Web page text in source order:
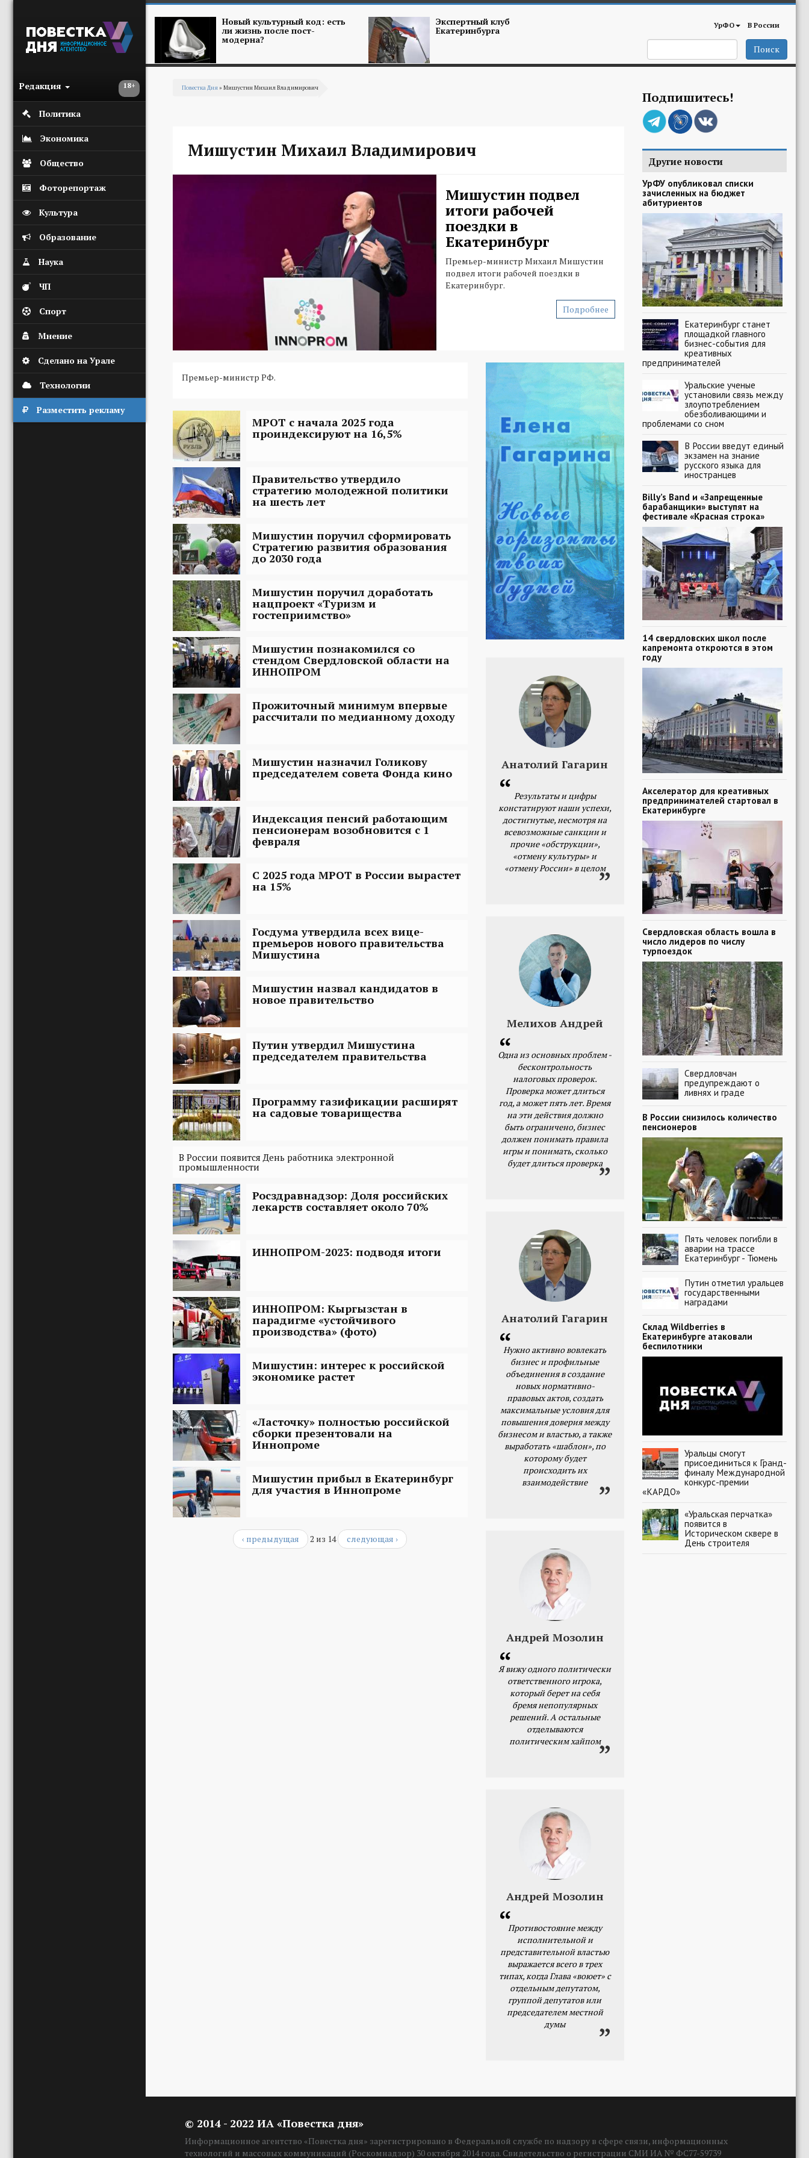
18+
Редакция
Политика
Экономика
Общество
Фоторепортаж
Культура
Образование
Наука
ЧП
Спорт
Мнение
Сделано на Урале
Технологии
Разместить рекламу
Новый культурный код: есть
ли жизнь после пост-
модерна?
Экспертный клуб
Екатеринбурга УрФО В России
Поиск
Повестка Дня» Мишустин Михаил Владимирович
Мишустин Михаил Владимирович
Мишустин подвел
итоги рабочей
поездки в
Екатеринбург
Премьер-министр Михаил Мишустин
подвел итоги рабочей поездки в
Екатеринбург.
Подробнее
Премьер-министр РФ.
МРОТ с начала 2025 года
проиндексируют на 16,5%
Правительство утвердило
стратегию молодежной политики
на шесть лет
Мишустин поручил сформировать
Стратегию развития образования
до 2030 года
Мишустин поручил доработать
нацпроект «Туризм и
гостеприимство»
Мишустин познакомился со
стендом Свердловской области на
ИННОПРОМ
Прожиточный минимум впервые
рассчитали по медианному доходу
Мишустин назначил Голикову
председателем совета Фонда кино
Индексация пенсий работающим
пенсионерам возобновится с 1
февраля
С 2025 года МРОТ в России вырастет
на 15%
Госдума утвердила всех вице-
премьеров нового правительства
Мишустина
Мишустин назвал кандидатов в
новое правительство
Путин утвердил Мишустина
председателем правительства
Программу газификации расширят
на садовые товарищества
В России появится День работника электронной
промышленности
Росздравнадзор: Доля российских
лекарств составляет около 70%
ИННОПРОМ-2023: подводя итоги
ИННОПРОМ: Кыргызстан в
парадигме «устойчивого
производства» (фото)
Мишустин: интерес к российской
экономике растет
«Ласточку» полностью российской
сборки презентовали на
Иннопроме
Мишустин прибыл в Екатеринбург
для участия в Иннопроме
‹ предыдущая 2 из 14 следующая ›
Анатолий Гагарин
Результаты и цифры
констатируют наши успехи,
достигнутые, несмотря на
всевозможные санкции и
прочие «обструкции»,
«отмену культуры» и
«отмену России» в целом
Мелихов Андрей
Одна из основных проблем -
бесконтрольность
налоговых проверок.
Проверка может длиться
год, а может пять лет. Время
на эти действия должно
быть ограничено, бизнес
должен понимать правила
игры и понимать, сколько
будет длиться проверка
Анатолий Гагарин
Нужно активно вовлекать
бизнес и профильные
объединения в создание
новых нормативно-
правовых актов, создать
максимальные условия для
повышения доверия между
бизнесом и властью, а также
выработать «шаблон», по
которому будет
происходить их
взаимодействие
Андрей Мозолин
Я вижу одного политически
ответственного игрока,
который берет на себя
бремя непопулярных
решений. А остальные
отделываются
политическим хайпом
Андрей Мозолин
Противостояние между
исполнительной и
представительной властью
выражается всего в трех
типах, когда Глава «воюет» с
отдельным депутатом,
группой депутатов или
председателем местной
думы
Подпишитесь!
Другие новости
УрФУ опубликовал списки
зачисленных на бюджет
абитуриентов
Екатеринбург станет
площадкой главного
бизнес-события для
креативных
предпринимателей
Уральские ученые
установили связь между
злоупотреблением
обезболивающими и
проблемами со сном
В России введут единый
экзамен на знание
русского языка для
иностранцев
Billy’s Band и «Запрещенные
барабанщики» выступят на
фестивале «Красная строка»
14 свердловских школ после
капремонта откроются в этом
году
Акселератор для креативных
предпринимателей стартовал в
Екатеринбурге
Свердловская область вошла в
число лидеров по числу
турпоездок
Свердловчан
предупреждают о
ливнях и граде
В России снизилось количество
пенсионеров
Пять человек погибли в
аварии на трассе
Екатеринбург - Тюмень
Путин отметил уральцев
государственными
наградами
Склад Wildberries в
Екатеринбурге атаковали
беспилотники
Уральцы смогут
присоединиться к Гранд-
финалу Международной
конкурс-премии
«КАРДО»
«Уральская перчатка»
появится в
Историческом сквере в
День строителя
© 2014 - 2022 ИА «Повестка дня»
Информационное агентство «Повестка дня» зарегистрировано в Федеральной службе по надзору в сфере связи, информационных
технологий и массовых коммуникаций (Роскомнадзор) 30 октября 2014 года. Свидетельство о регистрации СМИ ИА № ФС77-59739